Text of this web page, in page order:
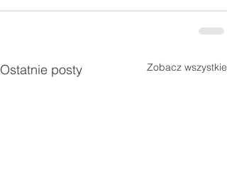
Ostatnie posty Zobacz wszystkie